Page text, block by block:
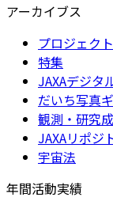
アーカイブス
プロジェク
特集
JAXAデジタ
だいち写真
観測・研究
JAXAリポジ
宇宙法
年間活動実績